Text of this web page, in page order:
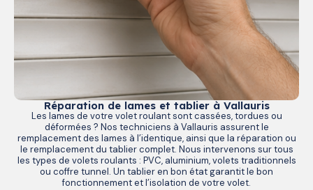
Réparation de lames et tablier à Vallauris
Les lames de votre volet roulant sont cassées, tordues ou
déformées ? Nos techniciens à Vallauris assurent le
remplacement des lames à l’identique, ainsi que la réparation ou
le remplacement du tablier complet. Nous intervenons sur tous
les types de volets roulants : PVC, aluminium, volets traditionnels
ou coffre tunnel. Un tablier en bon état garantit le bon
fonctionnement et l’isolation de votre volet.